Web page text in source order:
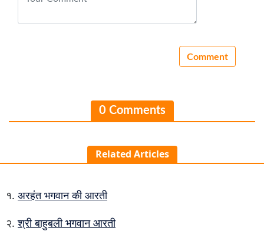
0 Comments
Related Articles
अरहंत भगवान की आरती
श्री बाहुबली भगवान आरती